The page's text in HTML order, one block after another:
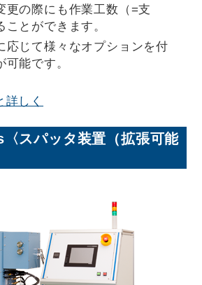
更の際にも作業工数（=支
ことができます。
応じて様々なオプションを付
能です。
しく
〈スパッタ装置（拡張可能